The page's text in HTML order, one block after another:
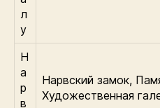
л
у
Н
а
р
в
Нарвский замок,
Художественная